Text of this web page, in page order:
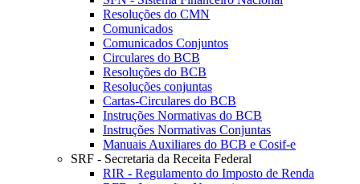
Resoluções do CMN
Comunicados
Comunicados Conjuntos
Circulares do BCB
Resoluções do BCB
Resoluções conjuntas
Cartas-Circulares do BCB
Instruções Normativas do BCB
Instruções Normativas Conjuntas
Manuais Auxiliares do BCB e Cosif-e
SRF - Secretaria da Receita Federal
RIR - Regulamento do Imposto de Renda